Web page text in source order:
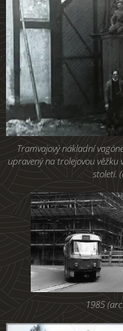
Tramvajový nákladní
upravený na trolejovou věžku
století.
1985